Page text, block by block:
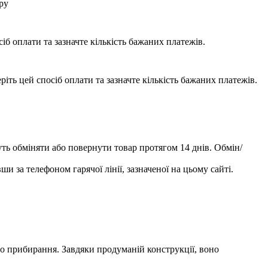
та зазначте кількість бажаних платежів.
спосіб оплати та зазначте кількість бажаних платежів.
обміняти або повернути товар протягом 14 днів. Обмін/
за телефоном гарячої лінії, зазначеної на цьому сайті.
Завдяки продуманій конструкції, воно